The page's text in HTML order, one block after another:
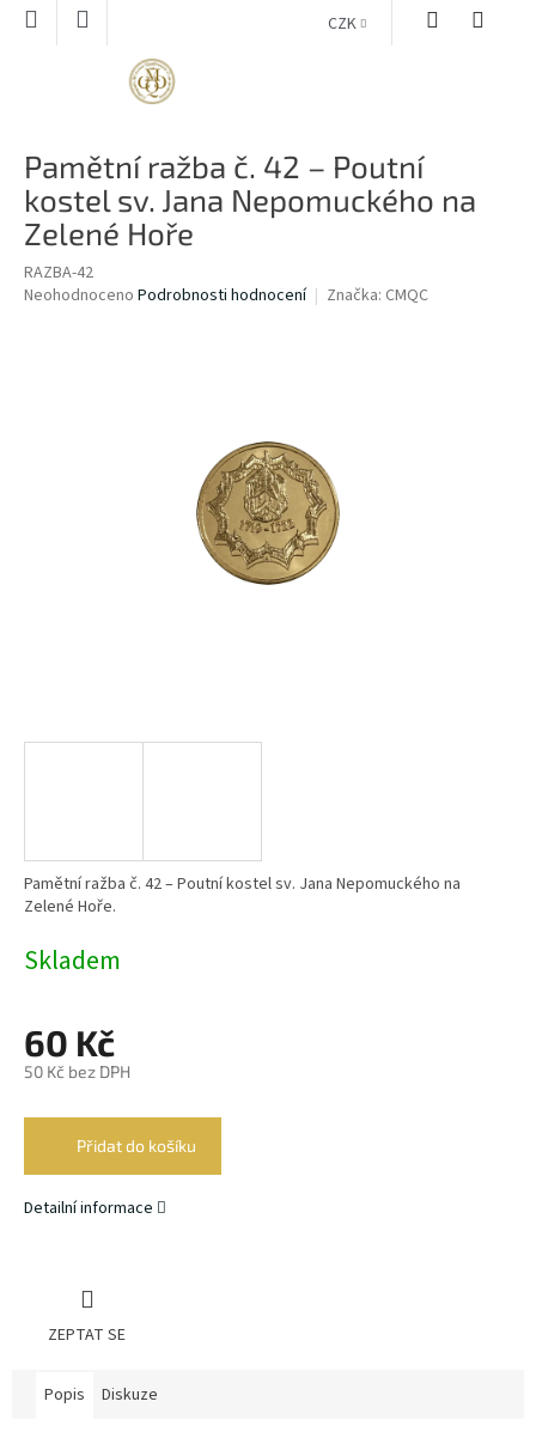
Přejít
CZK
Pamětní ražba č. 42 – Poutní
kostel sv. Jana Nepomuckého na
Zelené Hoře
RAZBA-42
Průměrné
Neohodnoceno Podrobnosti hodnocení Značka: CMQC
60 Kč
50 Kč bez DPH
Skladem
Přidat do košíku
Pamětní ražba č. 42 – Poutní kostel sv. Jana Nepomuckého na
Zelené Hoře.
Detailní informace
ZEPTAT SE
Popis Diskuze